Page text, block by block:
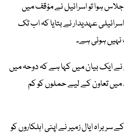
ہوا تو اسرائیل نے مؤقف میں
عہدیدار نے بتایا کہ اب تک
ہوئی ہے۔
ایک بیان میں کہا ہے کہ دوحہ میں
تعاون کے لیے حملوں کو کم
سربراہ ایال زمیر نے اپنی اہلکاروں کو